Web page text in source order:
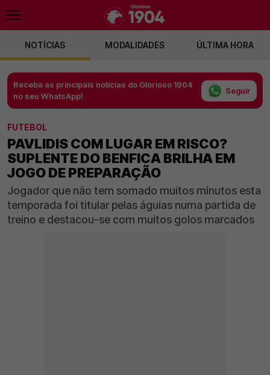
NOTÍCIAS MODALIDADES ÚLTIMA HORA
Receba as principais notícias do Glorioso 1904
no seu WhatsApp!
Seguir
FUTEBOL
PAVLIDIS COM LUGAR EM RISCO?
SUPLENTE DO BENFICA BRILHA EM
JOGO DE PREPARAÇÃO
Jogador que não tem somado muitos minutos esta
temporada foi titular pelas águias numa partida de
treino e destacou-se com muitos golos marcados